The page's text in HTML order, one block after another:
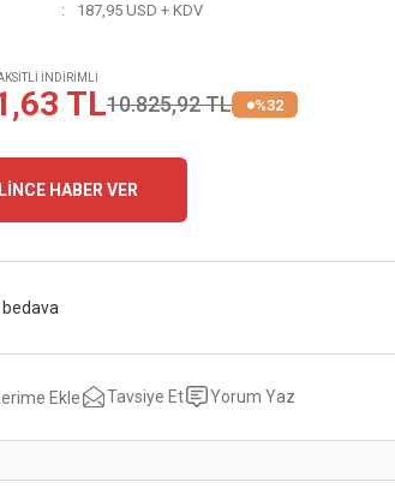
187,95 USD + KDV
İNDİRİMLİ
TL10.825,92 TL %32
HABER VER
bedava
Tavsiye Et Yorum Yaz